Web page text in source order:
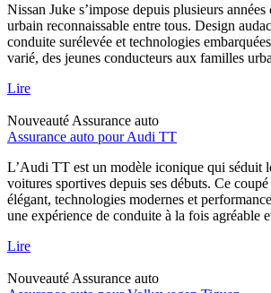
Nissan Juke s’impose depuis plusieurs
urbain reconnaissable entre tous. Design
conduite surélevée et technologies
varié, des jeunes conducteurs aux familles
Lire
Nouveauté Assurance auto
Assurance auto pour Audi TT
L’Audi TT est un modèle iconique qui séduit
voitures sportives depuis ses débuts. Ce
élégant, technologies modernes et
une expérience de conduite à la fois agréable
Lire
Nouveauté Assurance auto